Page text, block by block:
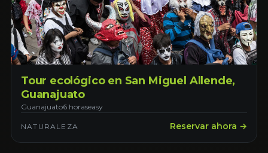
Tour ecológico en San Miguel Allende,
Guanajuato
Guanajuato6 horaseasy
NATURALEZA Reservar ahora →